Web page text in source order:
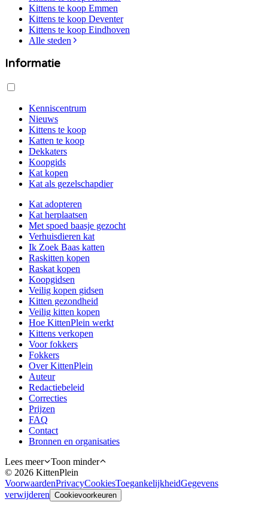
Kittens te koop Emmen
Kittens te koop Deventer
Kittens te koop Eindhoven
Alle steden
Informatie
Kenniscentrum
Nieuws
Kittens te koop
Katten te koop
Dekkaters
Koopgids
Kat kopen
Kat als gezelschapdier
Kat adopteren
Kat herplaatsen
Met spoed baasje gezocht
Verhuisdieren kat
Ik Zoek Baas katten
Raskitten kopen
Raskat kopen
Koopgidsen
Veilig kopen gidsen
Kitten gezondheid
Veilig kitten kopen
Hoe KittenPlein werkt
Kittens verkopen
Voor fokkers
Fokkers
Over KittenPlein
Auteur
Redactiebeleid
Correcties
Prijzen
FAQ
Contact
Bronnen en organisaties
Lees meer
Toon minder
© 2026 KittenPlein
VoorwaardenPrivacyCookiesToegankelijkheidGegevens
verwijderen Cookievoorkeuren